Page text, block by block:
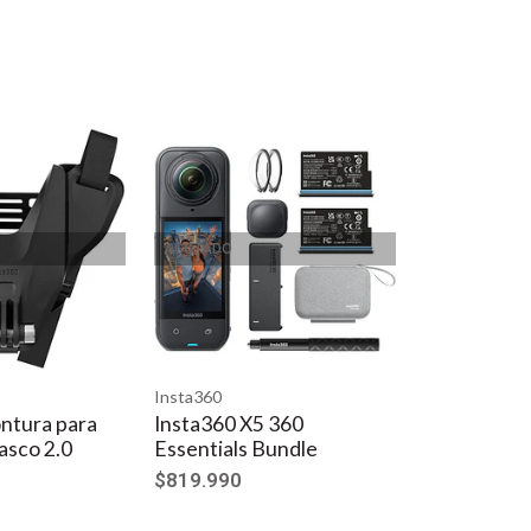
los aspectos más destacados para su revisión.
plantillas con un solo toque y los efectos creativos
para
2.0
AGOTADO
Insta360
Insta360 X5 360
Essentials Bundle
$819.990